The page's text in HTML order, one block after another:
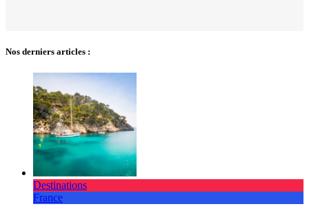
Nos derniers articles :
Destinations
France